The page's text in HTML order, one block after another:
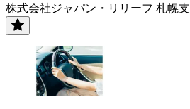
株式会社ジャパン・リリーフ 札幌支